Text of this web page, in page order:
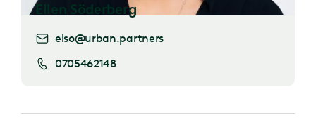
Ellen Söderberg
elso@urban.partners
0705462148